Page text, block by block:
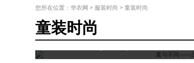
您所在位置： 华衣网 > 服装时尚 > 童装时尚
童装时尚
童与不同——2020中